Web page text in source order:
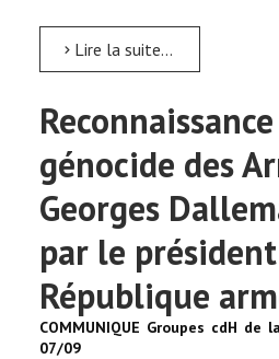
Lire la suite...
génocide des
Georges
par le
République
COMMUNIQUE Groupes cdH
07/09